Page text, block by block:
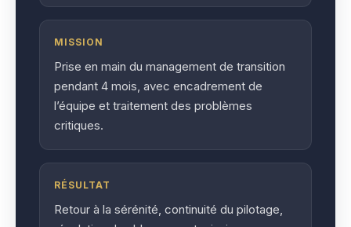
MISSION
Prise en main du management de transition
pendant 4 mois, avec encadrement de
l’équipe et traitement des problèmes
critiques.
RÉSULTAT
Retour à la sérénité, continuité du pilotage,